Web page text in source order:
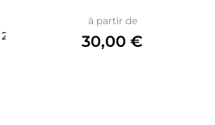
2 avis
à partir dePrix
30,00 €